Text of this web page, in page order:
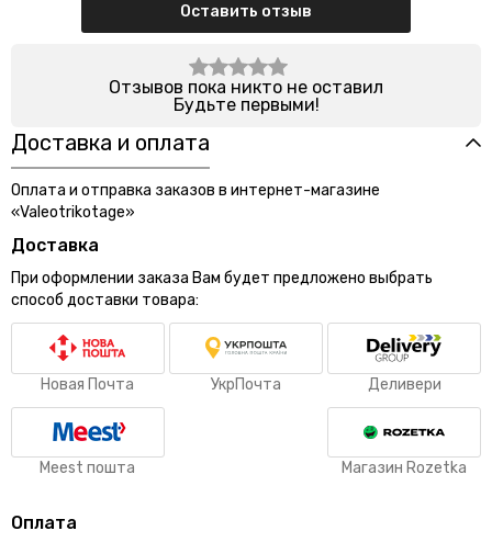
Оставить отзыв
Отзывов пока никто не оставил
Будьте первыми!
Доставка и оплата
Оплата и отправка заказов в интернет-магазине
«Valeotrikotage»
Доставка
При оформлении заказа Вам будет предложено выбрать
способ доставки товара:
Новая Почта УкрПочта Деливери
Meest пошта Магазин Rozetka
Оплата